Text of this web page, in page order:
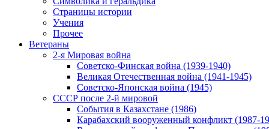
Страницы истории
Учения
Прочее
Ветераны
2-я Мировая война
Советско-Финская война (1939-1940)
Великая Отечественная война (1941-1945)
Советско-Японская война (1945)
СССР после 2-й мировой
События в Казахстане (1986)
Карабахский вооруженный конфликт (1987-